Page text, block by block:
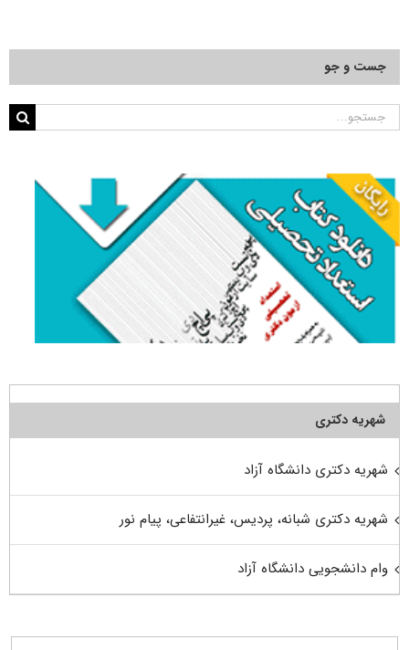
جست و جو
جستجو
شهریه دکتری
شهریه دکتری دانشگاه آزاد
شهریه دکتری شبانه، پردیس، غیرانتفاعی، پیام نور
وام دانشجویی دانشگاه آزاد